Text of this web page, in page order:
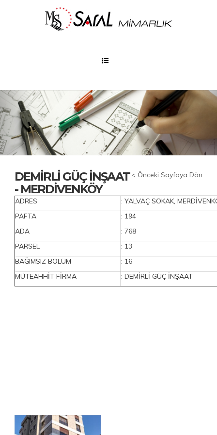
< Önceki Sayfaya Dön
DEMİRLİ GÜÇ İNŞAAT
- MERDİVENKÖY
ADRES
: YALVAÇ SOKAK,
PAFTA
: 194
ADA
: 768
PARSEL
: 13
BAĞIMSIZ BÖLÜM
: 16
MÜTEAHHİT FİRMA
: DEMİRLİ GÜÇ İNŞAAT